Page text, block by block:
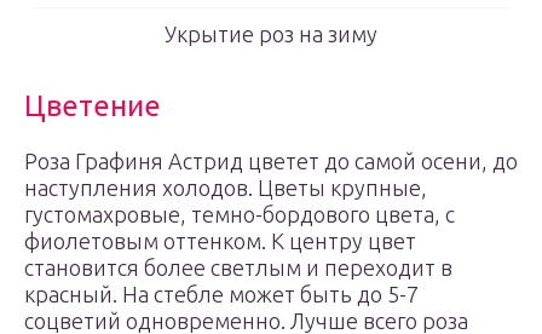
Укрытие роз на зиму
Цветение
Роза Графиня Астрид цветет до самой осени, до
наступления холодов. Цветы крупные,
густомахровые, темно-бордового цвета, с
фиолетовым оттенком. К центру цвет
становится более светлым и переходит в
красный. На стебле может быть до 5-7
соцветий одновременно. Лучше всего роза